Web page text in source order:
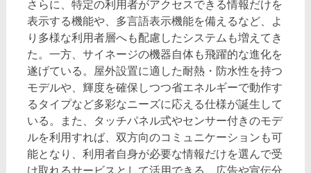
さらに、特定の利用者がアクセスできる情報だけを
表示する機能や、多言語表示機能を備えるなど、よ
り多様な利用者層へも配慮したシステムも増えてき
た。一方、サイネージの機器自体も飛躍的な進化を
遂げている。屋外設置に適した耐熱・防水性を持つ
モデルや、輝度を確保しつつ省エネルギーで動作す
るタイプなど多彩なニーズに応える仕様が誕生して
いる。また、タッチパネル式やセンサー付きのモデ
ルを利用すれば、双方向のコミュニケーションも可
能となり、利用者自身が必要な情報だけを選んで受
け取れるサービスとして活用できる。広告や宣伝分